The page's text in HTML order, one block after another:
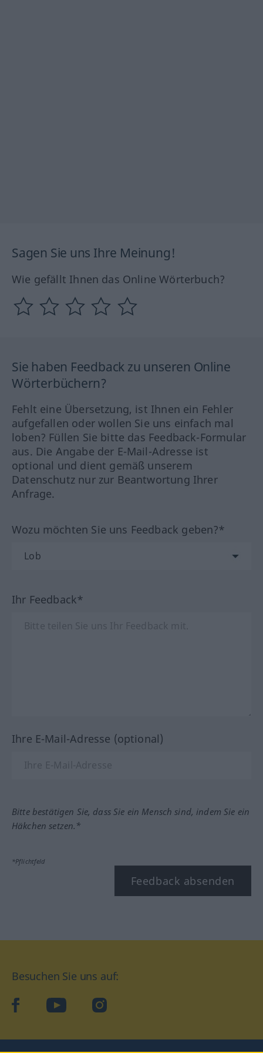
Sagen Sie uns Ihre Meinung!
Wie gefällt Ihnen das Online Wörterbuch?
Sie haben Feedback zu unseren Online
Wörterbüchern?
Fehlt eine Übersetzung, ist Ihnen ein Fehler
aufgefallen oder wollen Sie uns einfach mal
loben? Füllen Sie bitte das Feedback-Formular
aus. Die Angabe der E-Mail-Adresse ist
optional und dient gemäß unserem
Datenschutz nur zur Beantwortung Ihrer
Anfrage.
Wozu möchten Sie uns Feedback geben?*
Ihr Feedback*
Ihre E-Mail-Adresse (optional)
Bitte bestätigen Sie, dass Sie ein Mensch sind, indem Sie ein
Häkchen setzen.*
*Pflichtfeld
Feedback absenden
Besuchen Sie uns auf:
facebookYouTube Instagram